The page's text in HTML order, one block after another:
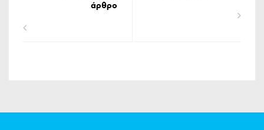
άρθρο